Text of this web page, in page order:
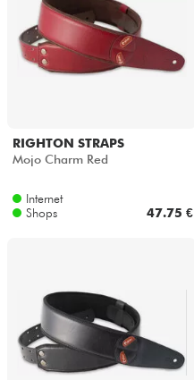
RIGHTON STRAPS
Mojo Charm Red
Internet
Shops
47.75 €